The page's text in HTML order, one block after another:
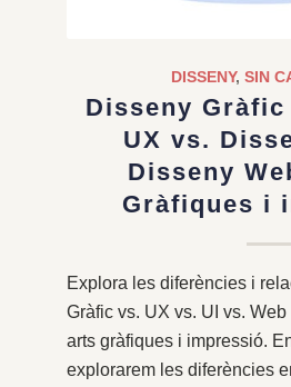
DISSENY, SIN
Disseny
UX vs.
Disseny
Gràfiques i
Explora les diferències i
Gràfic vs. UX vs. UI vs.
arts gràfiques i impressió.
explorarem les diferències